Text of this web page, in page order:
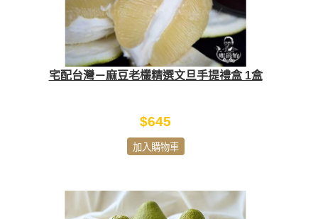
宅配台灣－麻豆老欉精選文旦手提禮盒 1盒
$645
加入購物車